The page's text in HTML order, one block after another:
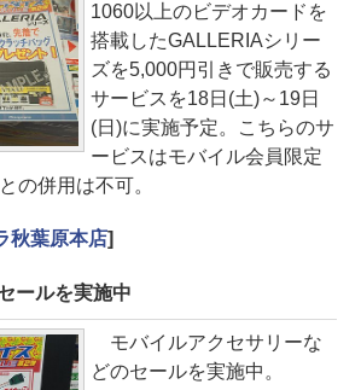
1060以上のビデオカードを
搭載したGALLERIAシリー
ズを5,000円引きで販売する
サービスを18日(土)～19日
(日)に実施予定。こちらのサ
ービスはモバイル会員限定
の併用は不可。
秋葉原本店]
ールを実施中
モバイルアクセサリーな
どのセールを実施中。